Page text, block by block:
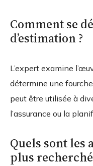
Comment se
d’estimation ?
L’expert examine
détermine une
peut être utilisée à
l’assurance ou la
Quels sont les
plus